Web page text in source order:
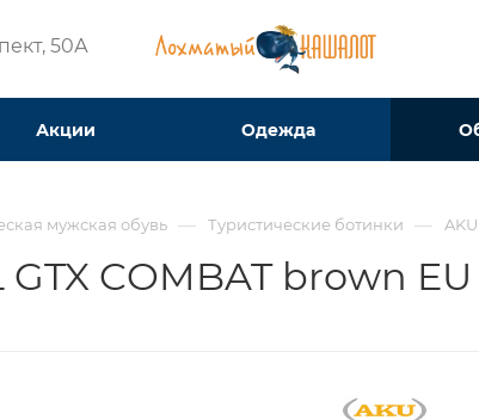
50А​
Акции Одежда
мужская обувь — Туристические ботинки —
COMBAT brown EU